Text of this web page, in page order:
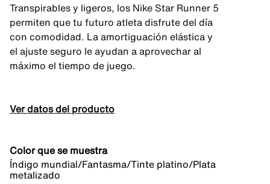
Transpirables y ligeros, los Nike Star Runner 5
permiten que tu futuro atleta disfrute del día
con comodidad. La amortiguación elástica y
el ajuste seguro le ayudan a aprovechar al
máximo el tiempo de juego.
Ver datos del producto
Color que se muestra
Índigo mundial/Fantasma/Tinte platino/Plata
metalizado